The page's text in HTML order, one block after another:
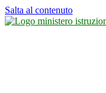
Salta al contenuto